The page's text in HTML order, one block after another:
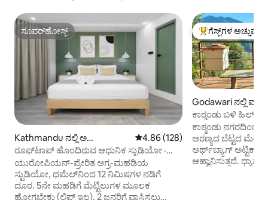
ಸೂಪರ್‌ಹೋಸ್ಟ್
ಸೂಪರ್‌ಹೋಸ್ಟ್
Kathmandu ನಲ್ಲಿ ಅ
ಪಾರ್ಟ್‌ಮಂಟ್
5 ರಲ್ಲಿ 4.86 ಸರಾಸರಿ ರೇಟಿಂಗ್, 128
4.86 (128)
ರೂಫ್‌ಟಾಪ್ ಹೊಂದಿರುವ ಆಧುನಿಕ ಸ್ಟುಡಿಯೋ ·
ಥಮೆಲ್ ಹತ್ತಿರ
ಯುರೋಪಿಯನ್-ಪ್ರೇರಿತ ಅಗ್ರ-ಮಹಡಿಯ
ಸ್ಟುಡಿಯೋ, ಥಮೆಲ್‌ನಿಂದ 12 ನಿಮಿಷಗಳ ನಡಿಗೆ
ದೂರ. 5ನೇ ಮಹಡಿಗೆ ಮೆಟ್ಟಿಲುಗಳ ಮೂಲಕ
ಹೋಗಬೇಕು (ಲಿಫ್ಟ್ ಇಲ್ಲ). 2 ಜನರಿಗೆ ವಾಸಿಸಲು
ಗೆಸ್ಟ್‌ಗಳಿಗೆ ಅತಿ ಹೆಚ್ಚು
ಗೆಸ್ಟ್‌ಗಳ
Godawari ನಲ್ಲಿ
ಕಾಠ್ಮಂಡು ಬಳಿ
ಕಾಠ್ಮಂಡು ನಗರದಿಂದ
ಅರಣ್ಯದ ಬೆಟ್ಟದ ಮೇಲೆ
ಅರ್ಥ್‌ಬ್ಯಾಗ್ ಅಟ್ಟಿಕ್
ಆಹ್ವಾನಿಸುತ್ತದೆ.